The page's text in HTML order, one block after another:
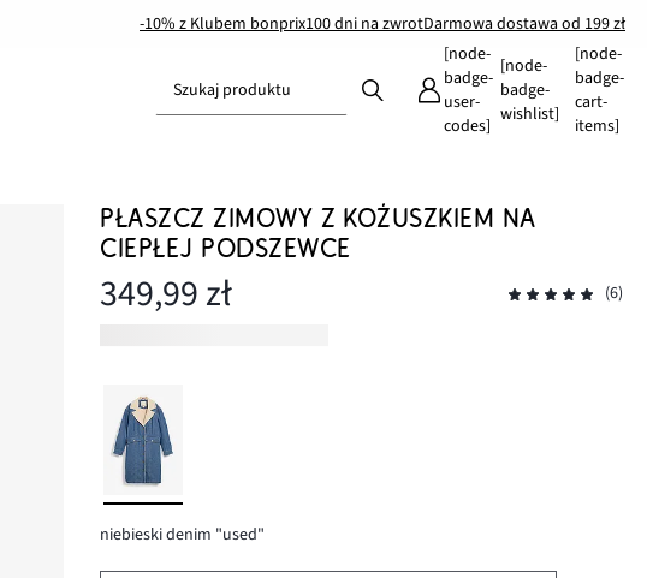
-10% z Klubem bonprix100 dni na zwrotDarmowa dostawa od 199 zł
Szukaj produktu
[node-
badge-
user-
codes]
[node-
badge-
wishlist]
[node-
badge-
cart-
items]
PŁASZCZ ZIMOWY Z KOŻUSZKIEM NA
CIEPŁEJ PODSZEWCE
349,99 zł (6)
niebieski denim "used"